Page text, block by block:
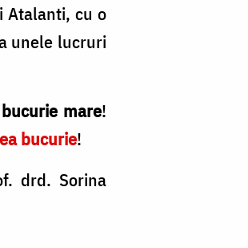
Atalanti, cu o
unele lucruri
mare!
bucurie!
drd. Sorina